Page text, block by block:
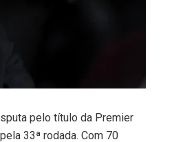
pelo título da Premier
33ª rodada. Com 70